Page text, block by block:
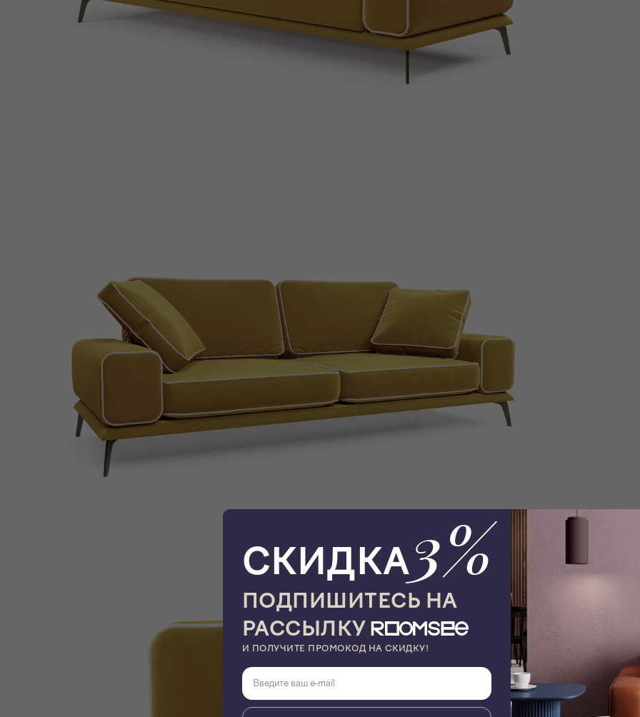
СКИДКА3%
ПОДПИШИТЕСЬ НА
РАССЫЛКУ
И ПОЛУЧИТЕ ПРОМОКОД НА СКИДКУ!